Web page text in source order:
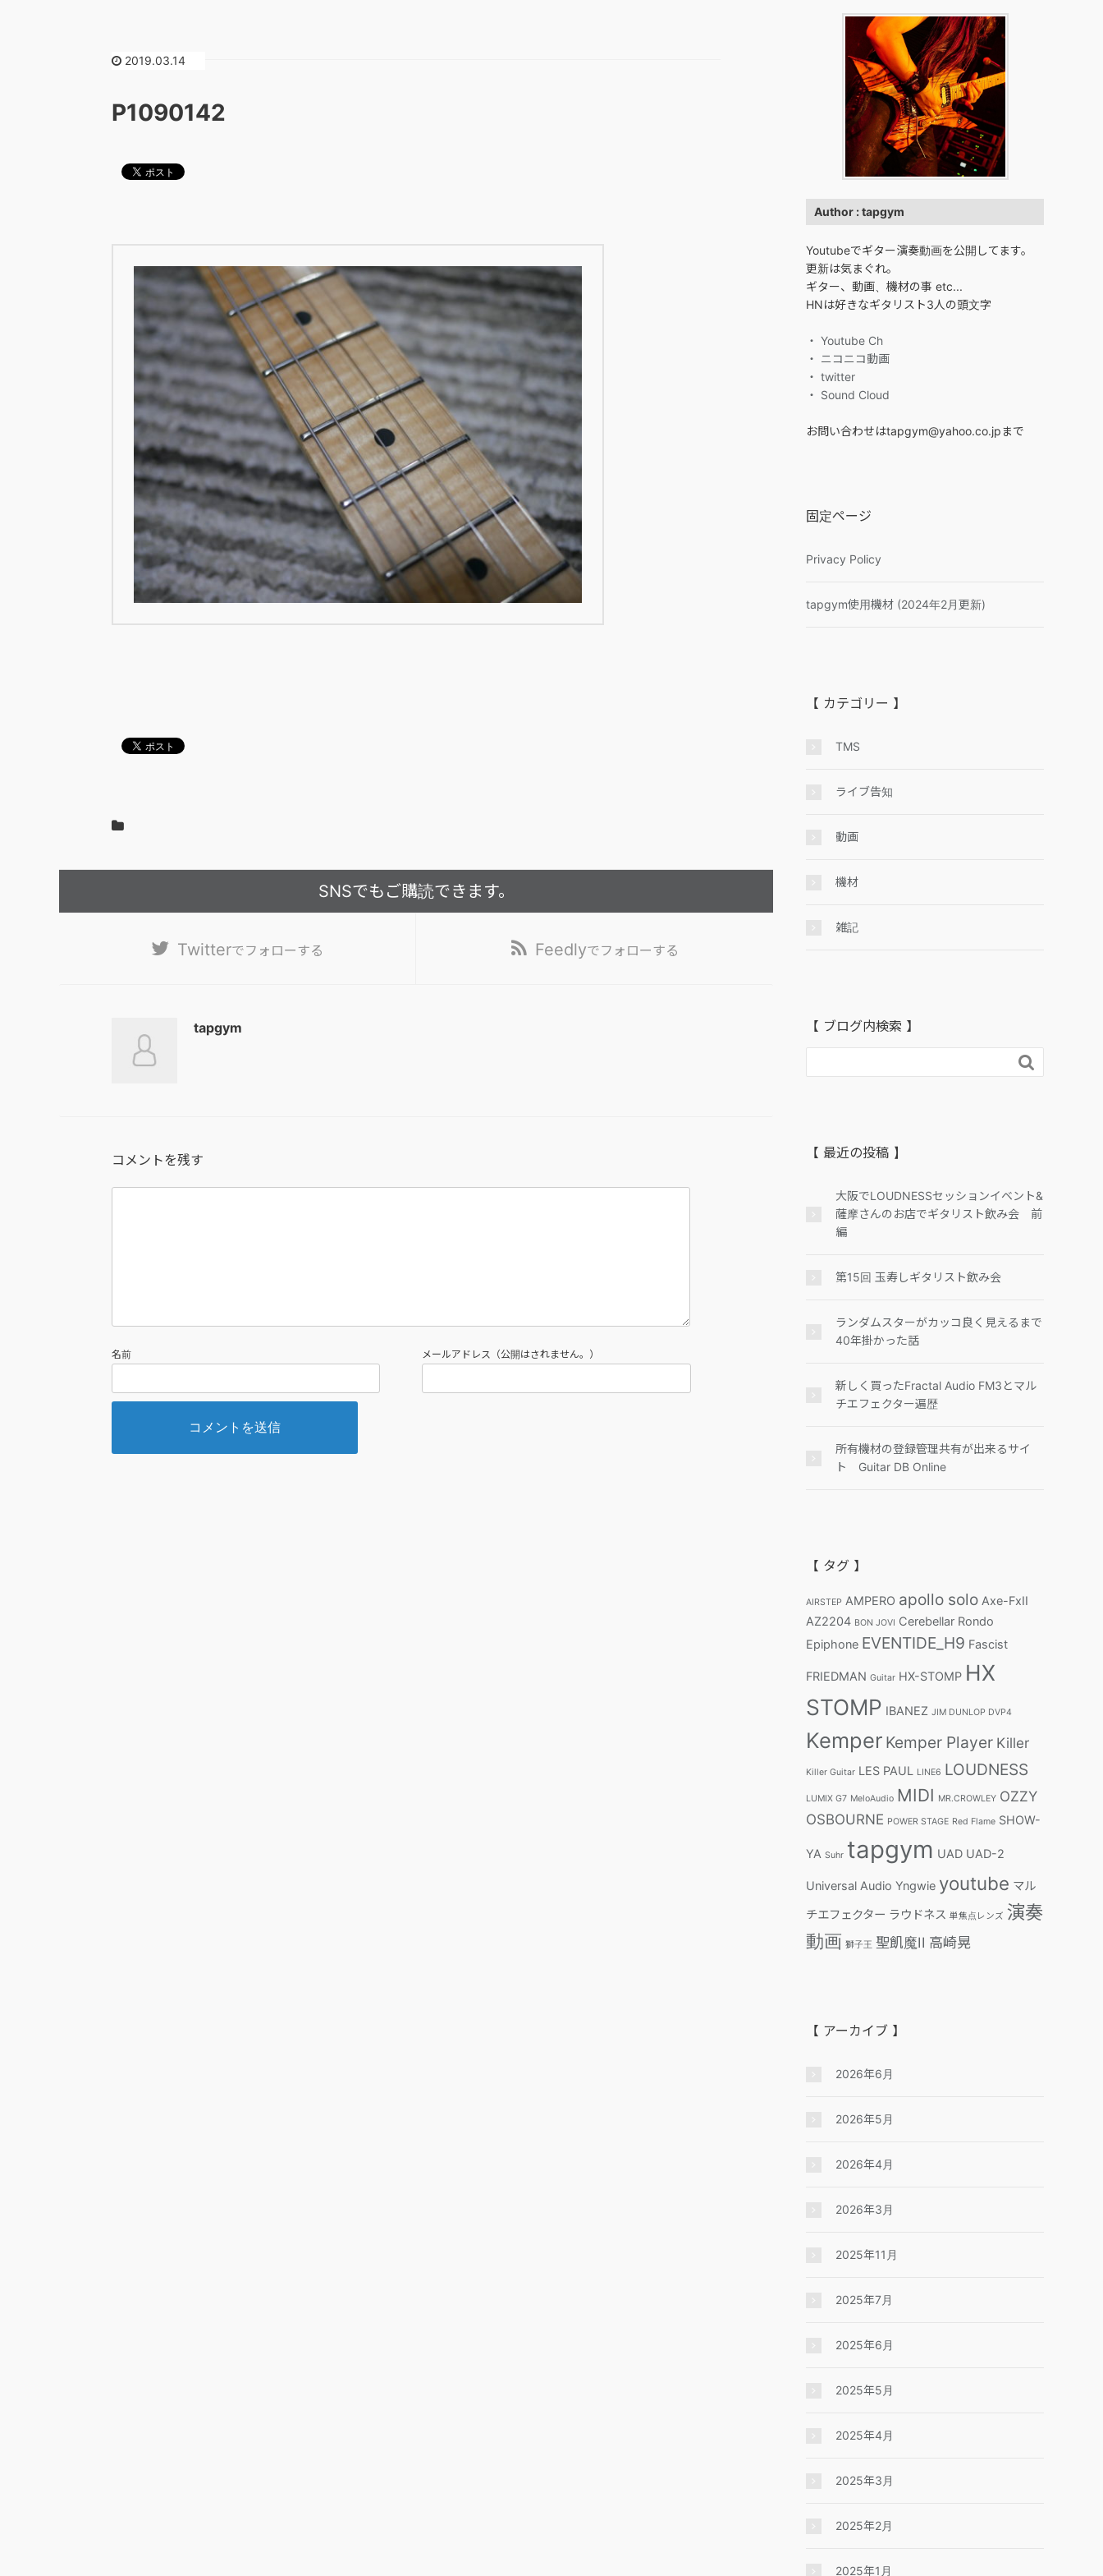
2019.03.14
P1090142
SNSでもご購読できます。
Twitterでフォローする Feedlyでフォローする
tapgym
コメントを残す
名前 メールアドレス（公開はされません。）
Author : tapgym
Youtubeでギター演奏動画を公開してます。
更新は気まぐれ。
ギター、動画、機材の事 etc...
HNは好きなギタリスト3人の頭文字
・ Youtube Ch
・ ニコニコ動画
・ twitter
・ Sound Cloud
お問い合わせはtapgym@yahoo.co.jpまで
固定ページ
Privacy Policy
tapgym使用機材 (2024年2月更新)
【 カテゴリー 】
TMS
ライブ告知
動画
機材
雑記
【 ブログ内検索 】

【 最近の投稿 】
大阪でLOUDNESSセッションイベント&
薩摩さんのお店でギタリスト飲み会 前
編
第15回 玉寿しギタリスト飲み会
ランダムスターがカッコ良く見えるまで
40年掛かった話
新しく買ったFractal Audio FM3とマル
チエフェクター遍歴
所有機材の登録管理共有が出来るサイ
ト Guitar DB Online
【 タグ 】
AIRSTEP AMPERO apollo solo Axe-FxII
AZ2204 BON JOVI Cerebellar Rondo
Epiphone EVENTIDE_H9 Fascist
FRIEDMAN Guitar HX-STOMP HX
STOMP IBANEZ JIM DUNLOP DVP4
Kemper Kemper Player Killer
Killer Guitar LES PAUL LINE6 LOUDNESS
LUMIX G7 MeloAudio MIDI MR.CROWLEY OZZY
OSBOURNE POWER STAGE Red Flame SHOW-
YA Suhr tapgym UAD UAD-2
Universal Audio Yngwie youtube マル
チエフェクター ラウドネス 単焦点レンズ 演奏
動画 獅子王 聖飢魔II 高崎晃
【 アーカイブ 】
2026年6月
2026年5月
2026年4月
2026年3月
2025年11月
2025年7月
2025年6月
2025年5月
2025年4月
2025年3月
2025年2月
2025年1月